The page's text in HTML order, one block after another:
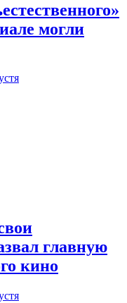
могли
главную
кино